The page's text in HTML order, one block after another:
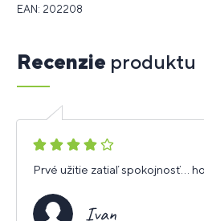
EAN: 202208
Recenzie produktu
4
Prvé užitie zatiaľ
Ivan